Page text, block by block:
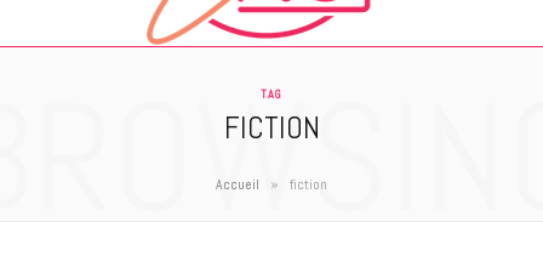
TAG
FICTION
Accueil » fiction